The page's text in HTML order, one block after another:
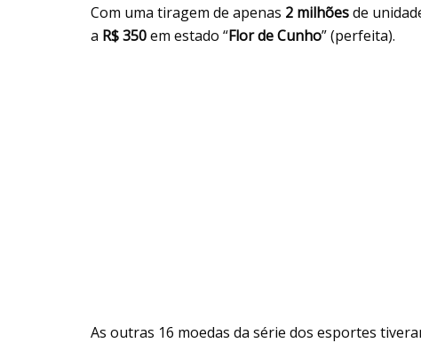
Com uma tiragem de apenas 2 milhõesde
a R$ 350em estado “Flor de Cunho” (perfeita).
As outras 16 moedas da série dos esportes